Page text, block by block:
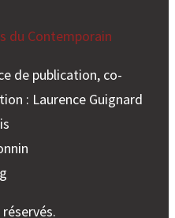
du Contemporain
de publication, co-
: Laurence Guignard